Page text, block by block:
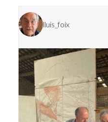
lluis_foix